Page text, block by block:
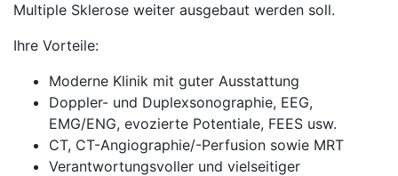
Multiple Sklerose weiter ausgebaut werden soll.
Ihre Vorteile:
Moderne Klinik mit guter Ausstattung
Doppler- und Duplexsonographie, EEG,
EMG/ENG, evozierte Potentiale, FEES usw.
CT, CT-Angiographie/-Perfusion sowie MRT
Verantwortungsvoller und vielseitiger